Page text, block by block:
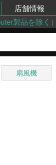
店舗情報
製品を除く）
扇風機